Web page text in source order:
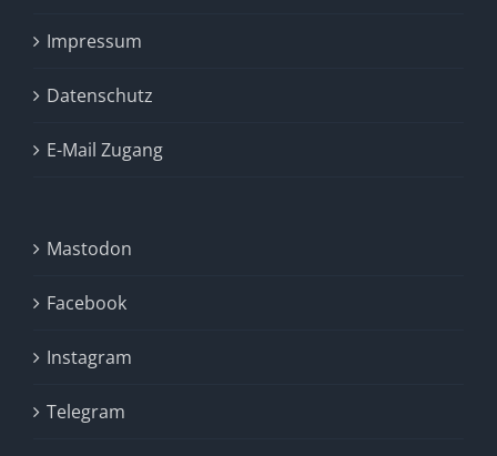
Impressum
Datenschutz
E-Mail Zugang
Mastodon
Facebook
Instagram
Telegram